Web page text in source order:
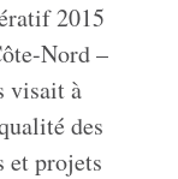
2015
Nord –
visait à
des
et projets